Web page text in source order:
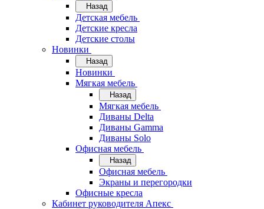
Назад
Детская мебель
Детские кресла
Детские столы
Новинки
Назад
Новинки
Мягкая мебель
Назад
Мягкая мебель
Диваны Delta
Диваны Gamma
Диваны Solo
Офисная мебель
Назад
Офисная мебель
Экраны и перегородки
Офисные кресла
Кабинет руководителя Апекс